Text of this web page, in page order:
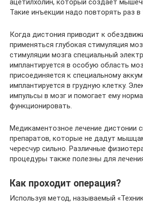
Такие инъекции надо повторять раз в
Когда дистония приводит к
применяться глубокая стимуляция
стимуляции мозга специальный
имплантируется в особую область
присоединяется к специальному
имплантируется в грудную клетку.
импульсы в мозг и помогает ему
функционировать.
Медикаментозное лечение дистонии
препаратов, которые не дадут
чересчур сильно. Различные
процедуры также полезны для
Как проходит операция?
Используя метод, называемый